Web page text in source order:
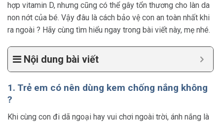
hợp vitamin D, nhưng cũng có thể gây tổn thương cho làn da
non nớt của bé. Vậy đâu là cách bảo vệ con an toàn nhất khi
ra ngoài ? Hãy cùng tìm hiểu ngay trong bài viết này, mẹ nhé.
Nội dung bài viết
1. Trẻ em có nên dùng kem chống nắng không
?
Khi cùng con đi dã ngoại hay vui chơi ngoài trời, ánh nắng là